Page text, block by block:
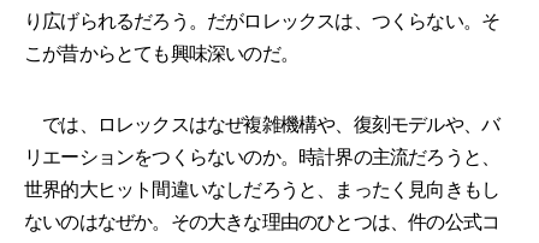
り広げられるだろう。だがロレックスは、つくらない。そ
こが昔からとても興味深いのだ。
では、ロレックスはなぜ複雑機構や、復刻モデルや、バ
リエーションをつくらないのか。時計界の主流だろうと、
世界的大ヒット間違いなしだろうと、まったく見向きもし
ないのはなぜか。その大きな理由のひとつは、件の公式コ